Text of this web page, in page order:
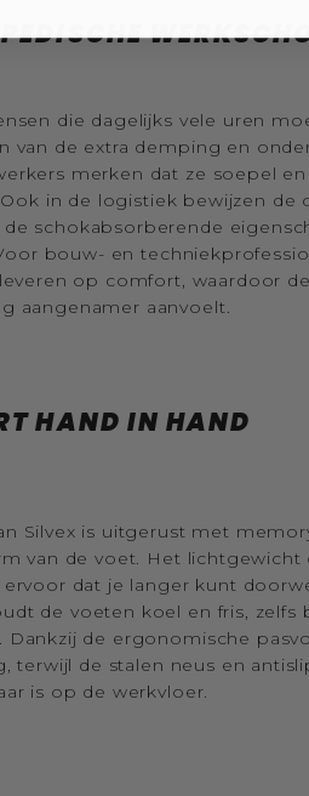
die dagelijks vele uren
van de extra demping en
merken dat ze soepel
in de logistiek bewijzen de
schokabsorberende
bouw- en
op comfort, waardoor
aangenamer aanvoelt.
HAND IN HAND
Silvex is uitgerust met
van de voet. Het lichtgewicht
dat je langer kunt
de voeten koel en fris, zelfs
de ergonomische
terwijl de stalen neus en
is op de werkvloer.